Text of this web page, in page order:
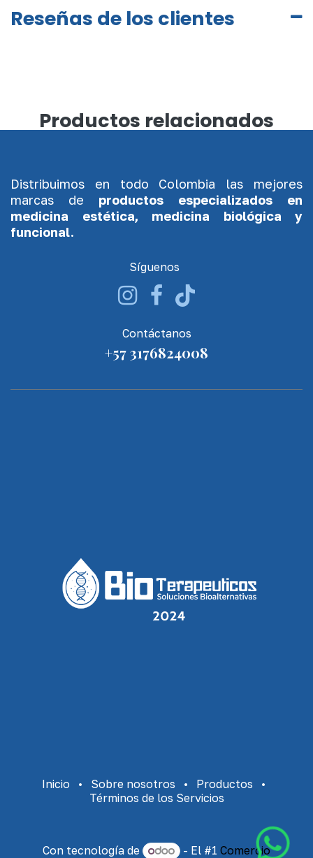
Reseñas de los clientes
Productos relacionados
Distribuimos en todo Colombia las mejores
marcas de productos especializados en
medicina estética, medicina biológica y
funcional.
Síguenos
Contáctanos
+57 3176824008
Inicio • Sobre nosotros • Productos
•
Términos de los Servicios
Con tecnología de - El #1Comercio